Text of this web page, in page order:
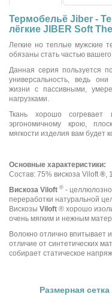
Термобельё Jiber -
лёгкие JIBER Soft
Легкие но теплые мужские
обязаны стать частью
Данная серия пользуется
универсальность, ведь
жизни с пассивными,
нагрузками.
Ткань хорошо согревает
эргономичному крою,
мягкости изделия вам будет
Основные характеристики:
Состав: 75% вискоза Viloft®,
Вискоза Viloft ® -
переработки натуральной
Вискозы Viloft ® хорошо
очень мягким и нежным
Волокно отлично впитывает
отличие от синтетических
собирает статическое
Размерная